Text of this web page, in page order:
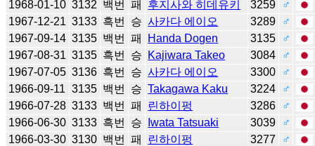
1968-01-10 3132 백번 패 후지사와 히데유키 3259
♂
1967-12-21 3133 흑번 승 사카다 에이오 3289
♂
1967-09-14 3135 백번 패 Handa Dogen 3135
♂
1967-08-31 3135 흑번 승 Kajiwara Takeo 3084
♂
1967-07-05 3136 흑번 승 사카다 에이오 3300
♂
1966-09-11 3135 백번 승 Takagawa Kaku 3224
♂
1966-07-28 3133 백번 패 린하이펑 3286
♂
1966-06-30 3133 흑번 승 Iwata Tatsuaki 3039
♂
1966-03-30 3130 백번 패 린하이펑 3277
♂